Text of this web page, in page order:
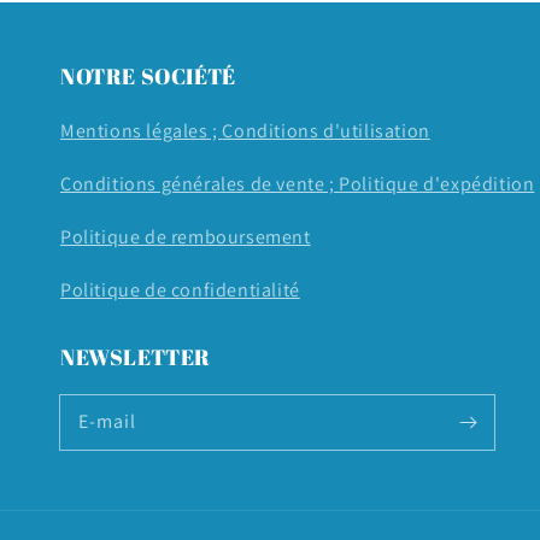
NOTRE SOCIÉTÉ
Mentions légales ;Conditions d'utilisation
Conditions générales de vente ; Politique d'expédition
Politique de remboursement
Politique de confidentialité
NEWSLETTER
E-mail